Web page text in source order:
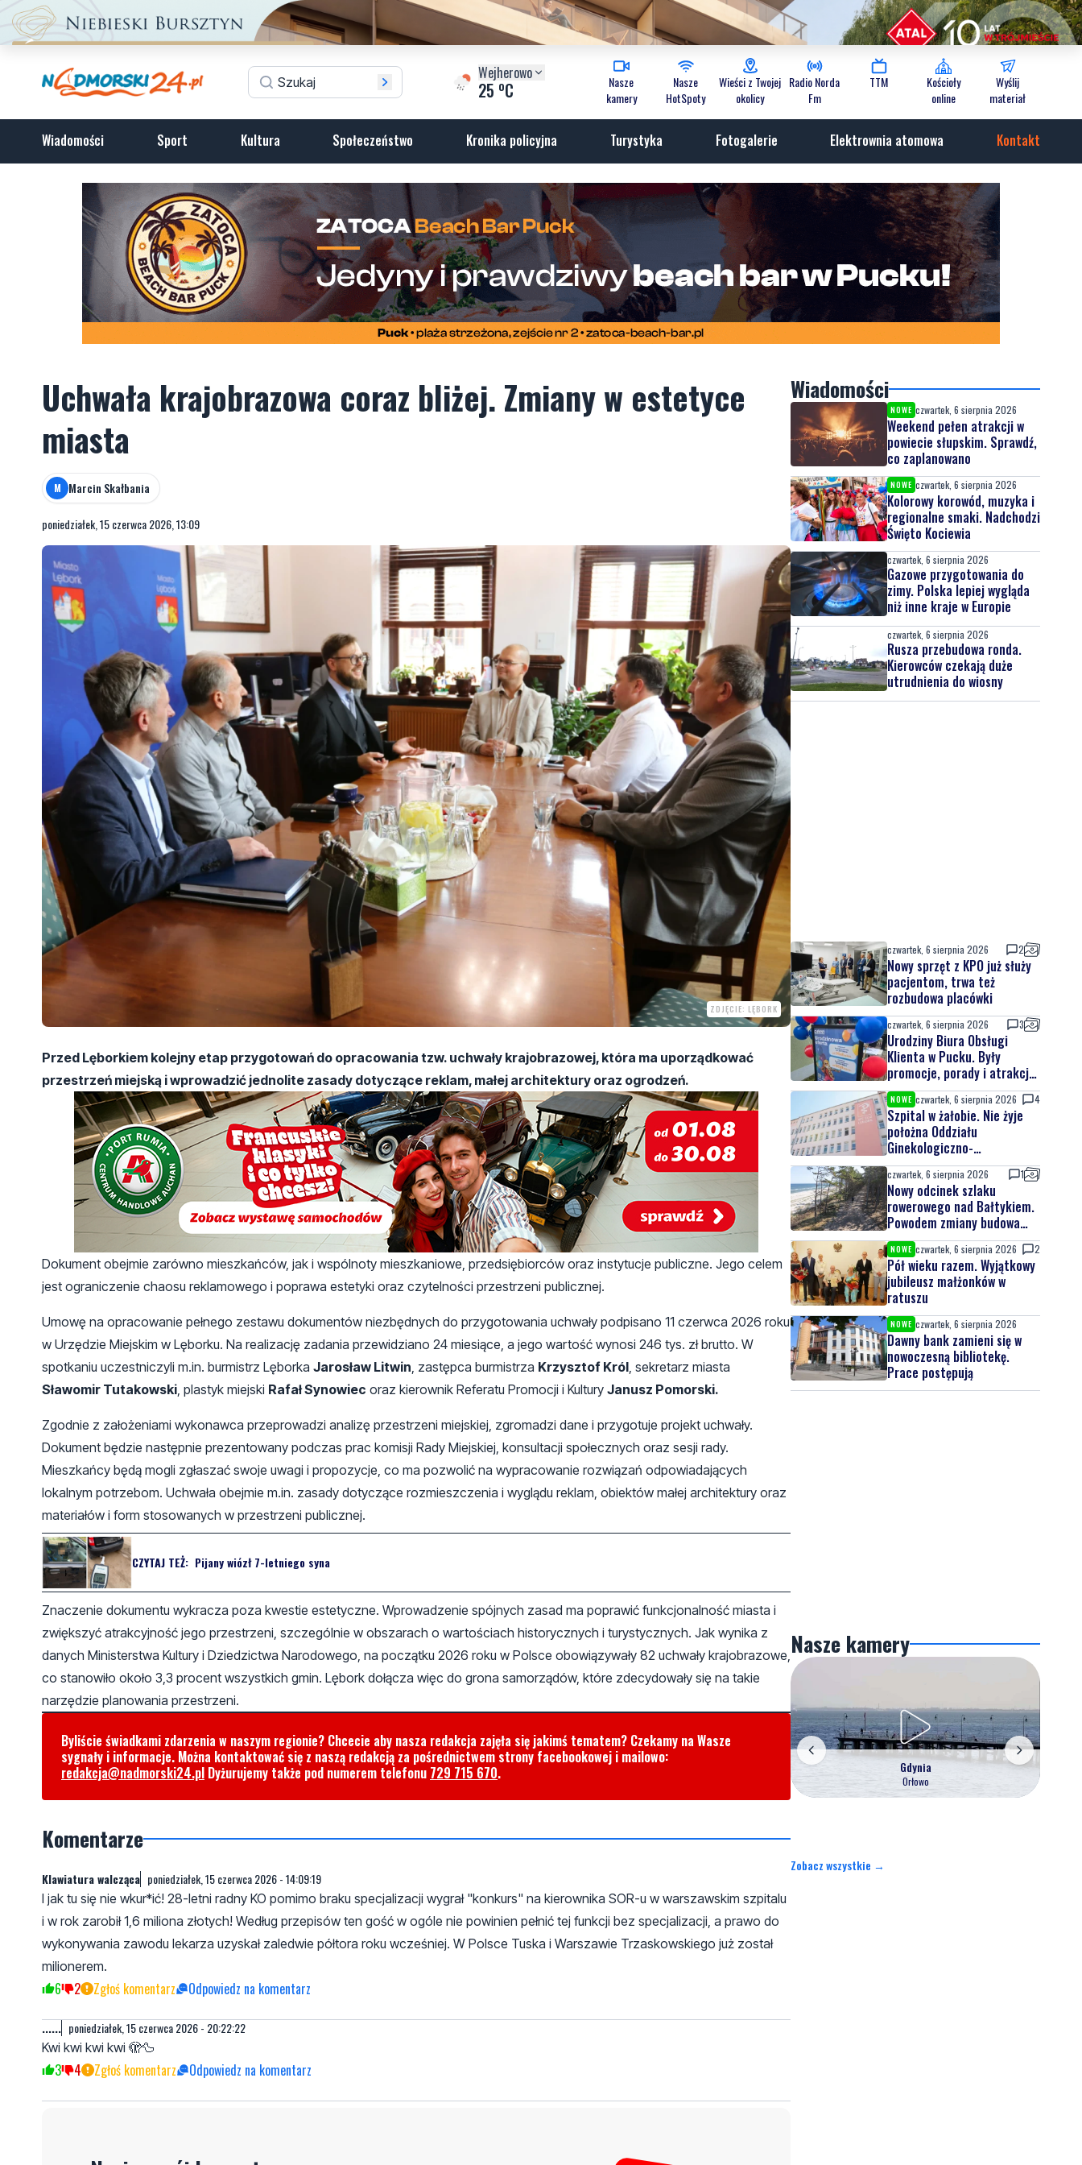
Wejherowo
25 oC
Nasze
kamery
Nasze
HotSpoty
Wieści z Twojej
okolicy
Radio Norda
Fm
TTM
Kościoły
online
Wyślij
materiał
Wiadomości Sport Kultura Społeczeństwo Kronika policyjna Turystyka Fotogalerie Elektrownia atomowa Kontakt
Uchwała krajobrazowa coraz bliżej. Zmiany w estetyce
miasta
M Marcin Skałbania
poniedziałek, 15 czerwca 2026, 13:09
ZDJĘCIE: LĘBORK
Przed Lęborkiem kolejny etap przygotowań do opracowania tzw. uchwały krajobrazowej, która ma uporządkować
przestrzeń miejską i wprowadzić jednolite zasady dotyczące reklam, małej architektury oraz ogrodzeń.
Dokument obejmie zarówno mieszkańców, jak i wspólnoty mieszkaniowe, przedsiębiorców oraz instytucje publiczne. Jego celem
jest ograniczenie chaosu reklamowego i poprawa estetyki oraz czytelności przestrzeni publicznej.
Umowę na opracowanie pełnego zestawu dokumentów niezbędnych do przygotowania uchwały podpisano 11 czerwca 2026 roku
w Urzędzie Miejskim w Lęborku. Na realizację zadania przewidziano 24 miesiące, a jego wartość wynosi 246 tys. zł brutto. W
spotkaniu uczestniczyli m.in. burmistrz Lęborka Jarosław Litwin , zastępca burmistrza Krzysztof Król , sekretarz miasta
Sławomir Tutakowski , plastyk miejski Rafał Synowiec oraz kierownik Referatu Promocji i Kultury Janusz Pomorski.
Zgodnie z założeniami wykonawca przeprowadzi analizę przestrzeni miejskiej, zgromadzi dane i przygotuje projekt uchwały.
Dokument będzie następnie prezentowany podczas prac komisji Rady Miejskiej, konsultacji społecznych oraz sesji rady.
Mieszkańcy będą mogli zgłaszać swoje uwagi i propozycje, co ma pozwolić na wypracowanie rozwiązań odpowiadających
lokalnym potrzebom. Uchwała obejmie m.in. zasady dotyczące rozmieszczenia i wyglądu reklam, obiektów małej architektury oraz
materiałów i form stosowanych w przestrzeni publicznej.
CZYTAJ TEŻ: Pijany wiózł 7-letniego syna
Znaczenie dokumentu wykracza poza kwestie estetyczne. Wprowadzenie spójnych zasad ma poprawić funkcjonalność miasta i
zwiększyć atrakcyjność jego przestrzeni, szczególnie w obszarach o wartościach historycznych i turystycznych. Jak wynika z
danych Ministerstwa Kultury i Dziedzictwa Narodowego, na początku 2026 roku w Polsce obowiązywały 82 uchwały krajobrazowe,
co stanowiło około 3,3 procent wszystkich gmin. Lębork dołącza więc do grona samorządów, które zdecydowały się na takie
narzędzie planowania przestrzeni.
Byliście świadkami zdarzenia w naszym regionie? Chcecie aby nasza redakcja zajęła się jakimś tematem? Czekamy na Wasze
sygnały i informacje. Można kontaktować się z naszą redakcją za pośrednictwem strony facebookowej i mailowo:
redakcja@nadmorski24.pl Dyżurujemy także pod numerem telefonu 729 715 670.
Komentarze
Klawiatura walcząca poniedziałek, 15 czerwca 2026 - 14:09:19
I jak tu się nie wkur*ić! 28-letni radny KO pomimo braku specjalizacji wygrał "konkurs" na kierownika SOR-u w warszawskim szpitalu
i w rok zarobił 1,6 miliona złotych! Według przepisów ten gość w ogóle nie powinien pełnić tej funkcji bez specjalizacji, a prawo do
wykonywania zawodu lekarza uzyskał zaledwie półtora roku wcześniej. W Polsce Tuska i Warszawie Trzaskowskiego już został
milionerem.
6 2 Zgłoś komentarz Odpowiedz na komentarz
...... poniedziałek, 15 czerwca 2026 - 20:22:22
Kwi kwi kwi kwi 🫣🦆
3 4 Zgłoś komentarz Odpowiedz na komentarz
Wiadomości
NOWE czwartek, 6 sierpnia 2026
Weekend pełen atrakcji w
powiecie słupskim. Sprawdź,
co zaplanowano
NOWE czwartek, 6 sierpnia 2026
Kolorowy korowód, muzyka i
regionalne smaki. Nadchodzi
Święto Kociewia
czwartek, 6 sierpnia 2026
Gazowe przygotowania do
zimy. Polska lepiej wygląda
niż inne kraje w Europie
czwartek, 6 sierpnia 2026
Rusza przebudowa ronda.
Kierowców czekają duże
utrudnienia do wiosny
czwartek, 6 sierpnia 2026 2
Nowy sprzęt z KPO już służy
pacjentom, trwa też
rozbudowa placówki
czwartek, 6 sierpnia 2026 3
Urodziny Biura Obsługi
Klienta w Pucku. Były
promocje, porady i atrakcje
dla najmłodszych
NOWE czwartek, 6 sierpnia 2026 4
Szpital w żałobie. Nie żyje
położna Oddziału
Ginekologiczno-
Położniczego
czwartek, 6 sierpnia 2026 1
Nowy odcinek szlaku
rowerowego nad Bałtykiem.
Powodem zmiany budowa
elektrowni jądrowej
NOWE czwartek, 6 sierpnia 2026 2
Pół wieku razem. Wyjątkowy
jubileusz małżonków w
ratuszu
NOWE czwartek, 6 sierpnia 2026
Dawny bank zamieni się w
nowoczesną bibliotekę.
Prace postępują
Nasze kamery
Gdynia
Orłowo
Zobacz wszystkie →